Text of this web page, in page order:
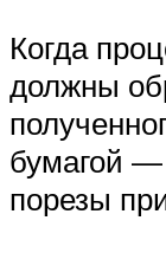
Когда
должны
бумагой —
порезы